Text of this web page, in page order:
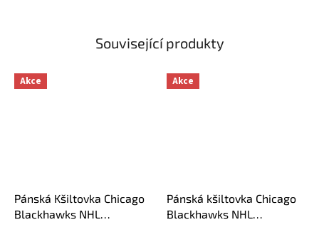
Související produkty
Akce
Pánská Kšiltovka Chicago
Blackhawks NHL
Akce
Pánská kšiltovka Chicago
Blackhawks NHL